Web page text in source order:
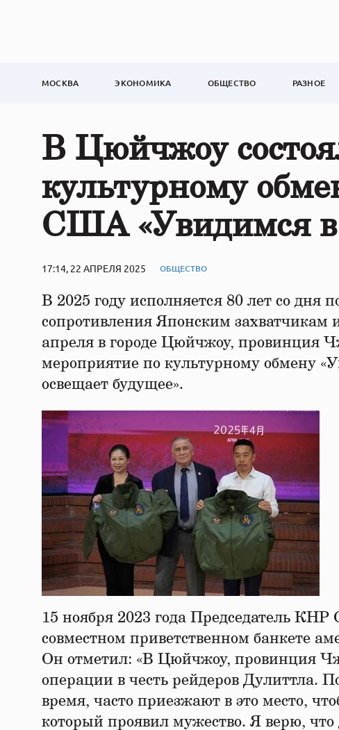
МОСКВА ЭКОНОМИКА ОБЩЕСТВО РАЗНОЕ
В Цюйчжоу
культурному
США «Увидимся
17:14, 22 АПРЕЛЯ 2025 ОБЩЕСТВО
В 2025 году исполняется 80 лет со дня
сопротивления Японским
апреля в городе Цюйчжоу, провинция
мероприятие по культурному обмену
освещает будущее».
15 ноября 2023 года Председатель
совместном приветственном банкете
Он отметил: «В Цюйчжоу, провинция
операции в честь рейдеров Дулиттла.
время, часто приезжают в это место,
который проявил мужество. Я верю,